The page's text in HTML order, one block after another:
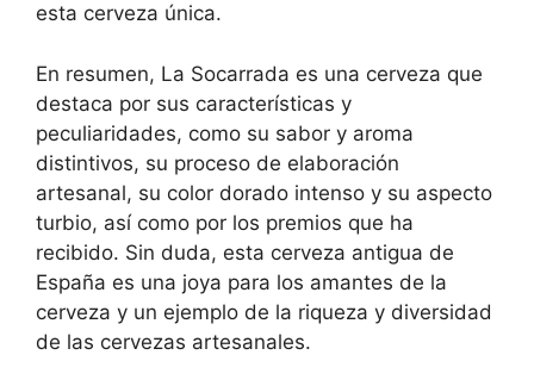
esta cerveza única.
En resumen, La Socarrada es una cerveza que
destaca por sus características y
peculiaridades, como su sabor y aroma
distintivos, su proceso de elaboración
artesanal, su color dorado intenso y su aspecto
turbio, así como por los premios que ha
recibido. Sin duda, esta cerveza antigua de
España es una joya para los amantes de la
cerveza y un ejemplo de la riqueza y diversidad
de las cervezas artesanales.